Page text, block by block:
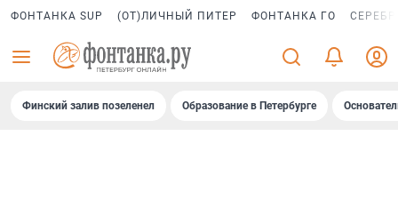
ФОНТАНКА SUP (ОТ)ЛИЧНЫЙ ПИТЕР ФОНТАНКА ГО
Финский залив позеленел Образование в Петербурге